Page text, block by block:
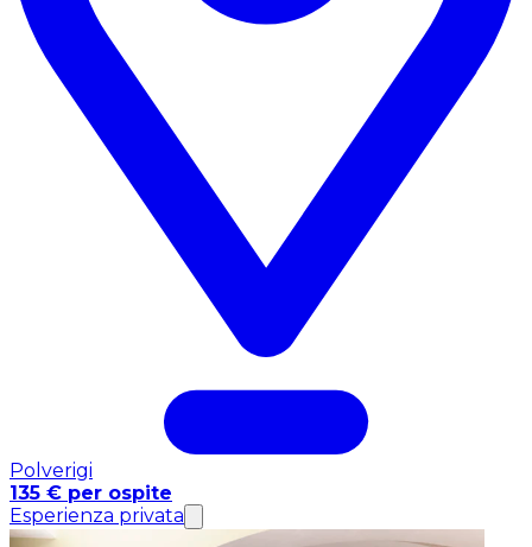
Polverigi
135 € per ospite
Esperienza privata